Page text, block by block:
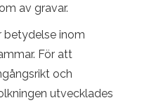
av gravar.
betydelse inom
För att
och
utvecklades